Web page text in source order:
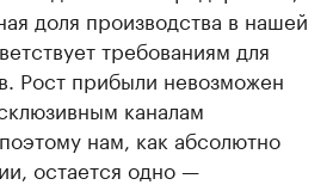
доля производства в нашей
требованиям для
Рост прибыли невозможен
каналам
нам, как абсолютно
остается одно —